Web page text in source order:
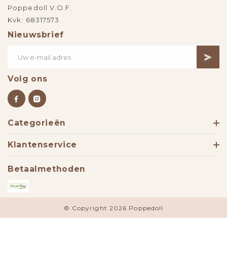
Poppedoll V.O.F.
Kvk: 68317573
Nieuwsbrief
Volg ons
Categorieën
Klantenservice
Betaalmethoden
© Copyright 2026 Poppedoll